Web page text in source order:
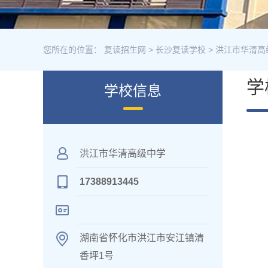
您所在的位置： 复读招生网 > 长沙复读学校 > 洪江市华清高
学校信息
洪江市华清高级中学
17388913445
湖南省怀化市洪江市安江镇清
香坪1号